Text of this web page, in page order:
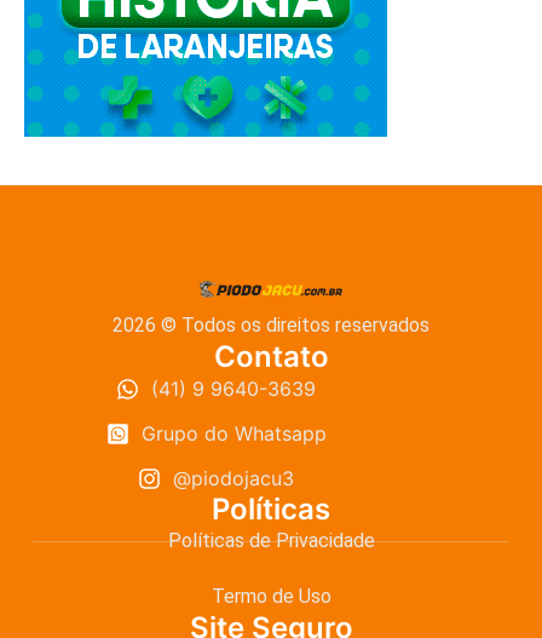
2026 © Todos os direitos reservados
Contato
(41) 9 9640-3639
Grupo do Whatsapp
@piodojacu3
Políticas
Políticas de Privacidade
Termo de Uso
Site Seguro